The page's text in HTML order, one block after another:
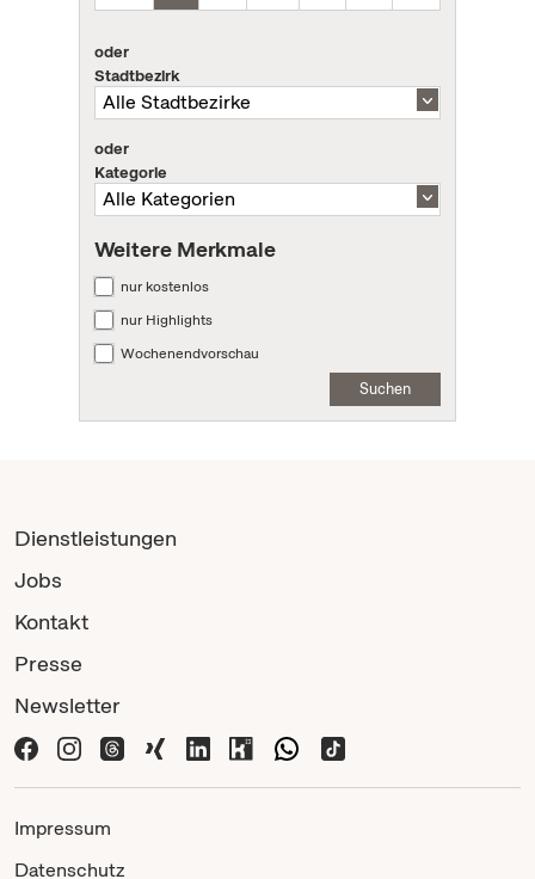
oder
Stadtbezirk
oder
Kategorie
Weitere Merkmale
nur kostenlos
nur Highlights
Wochenendvorschau
Suchen
Dienstleistungen
Jobs
Kontakt
Presse
Newsletter
Impressum
Datenschutz